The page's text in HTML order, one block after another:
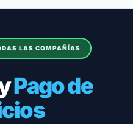
LAS COMPAÑÍAS
Pago de